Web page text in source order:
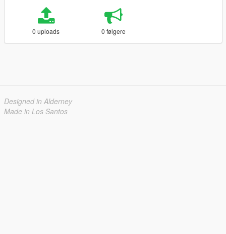
0 uploads 0 følgere
Designed in Alderney
Made in Los Santos